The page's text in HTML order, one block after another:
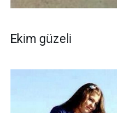
Ekim güzeli